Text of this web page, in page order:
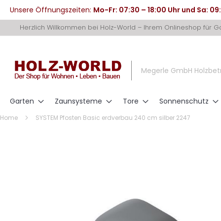
Unsere Öffnungszeiten: Mo-Fr: 07:30 – 18:00 Uhr und Sa:
zum
Herzlich Willkommen bei Holz-World – Ihrem Onlineshop für
Megerle GmbH
Garten Zaunsysteme Tore Sonnenschutz
Home SYSTEM Pfosten Basic erdverbau 240 cm silber 2247